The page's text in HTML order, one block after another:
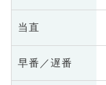
当直
早番／遅番